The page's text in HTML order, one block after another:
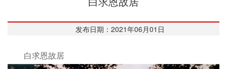
发布日期：2021年06月01日
白求恩故居